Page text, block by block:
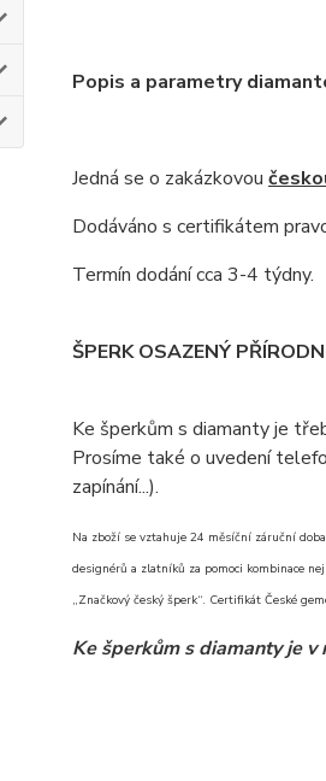
Popis a parametry
Jedná se o zakázkovou
Dodáváno s certifikátem
Termín dodání cca 3-4 týdny.
ŠPERK OSAZENÝ
Ke šperkům s diamanty je
Prosíme také o uvedení
zapínání...).
Na zboží se vztahuje 24 měsíční záruční
designérů a zlatníků za pomoci kombinace
„Značkový český šperk“. Certifikát České
Ke šperkům s diamanty je v